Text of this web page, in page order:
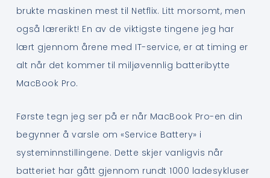
brukte maskinen mest til Netflix. Litt morsomt, men
også lærerikt! En av de viktigste tingene jeg har
lært gjennom årene med IT-service, er at timing er
alt når det kommer til miljøvennlig batteribytte
MacBook Pro.
Første tegn jeg ser på er når MacBook Pro-en din
begynner å varsle om «Service Battery» i
systeminnstillingene. Dette skjer vanligvis når
batteriet har gått gjennom rundt 1000 ladesykluser